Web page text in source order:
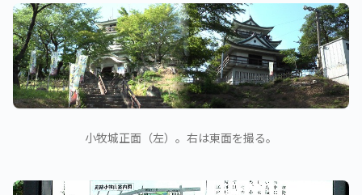
小牧城正面（左）。右は東面を撮る。